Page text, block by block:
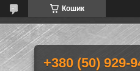
Кошик
+380 (50) 929-